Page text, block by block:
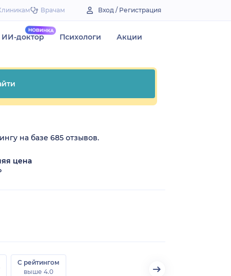
Врачам Вход / Регистрация
ИИ-доктор Психологи Акции
на базе 685 отзывов.
цена
С рейтингом
выше 4.0